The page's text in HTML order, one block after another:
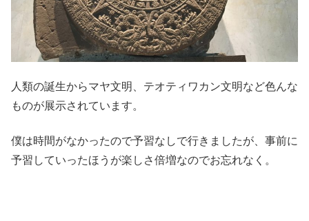
人類の誕生からマヤ文明、テオティワカン文明など色んな
ものが展示されています。
僕は時間がなかったので予習なしで行きましたが、事前に
予習していったほうが楽しさ倍増なのでお忘れなく。